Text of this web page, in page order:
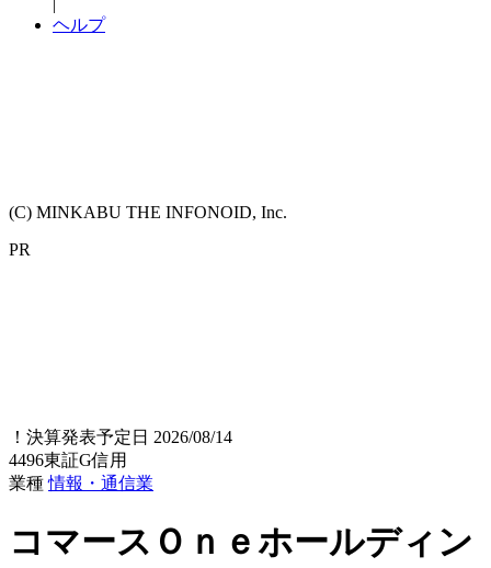
|
ヘルプ
(C) MINKABU THE INFONOID, Inc.
PR
！ 決算発表予定日 2026/08/14
4496東証G信用
業種情報・通信業
コマースＯｎｅホールディン